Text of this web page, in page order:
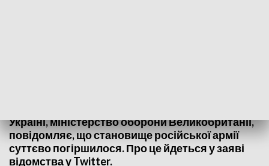
Україні, міністерство оборони Великобританії,
повідомляє, що становище російської армії
суттєво погіршилося. Про це йдеться у заяві
відомства у Twitter.